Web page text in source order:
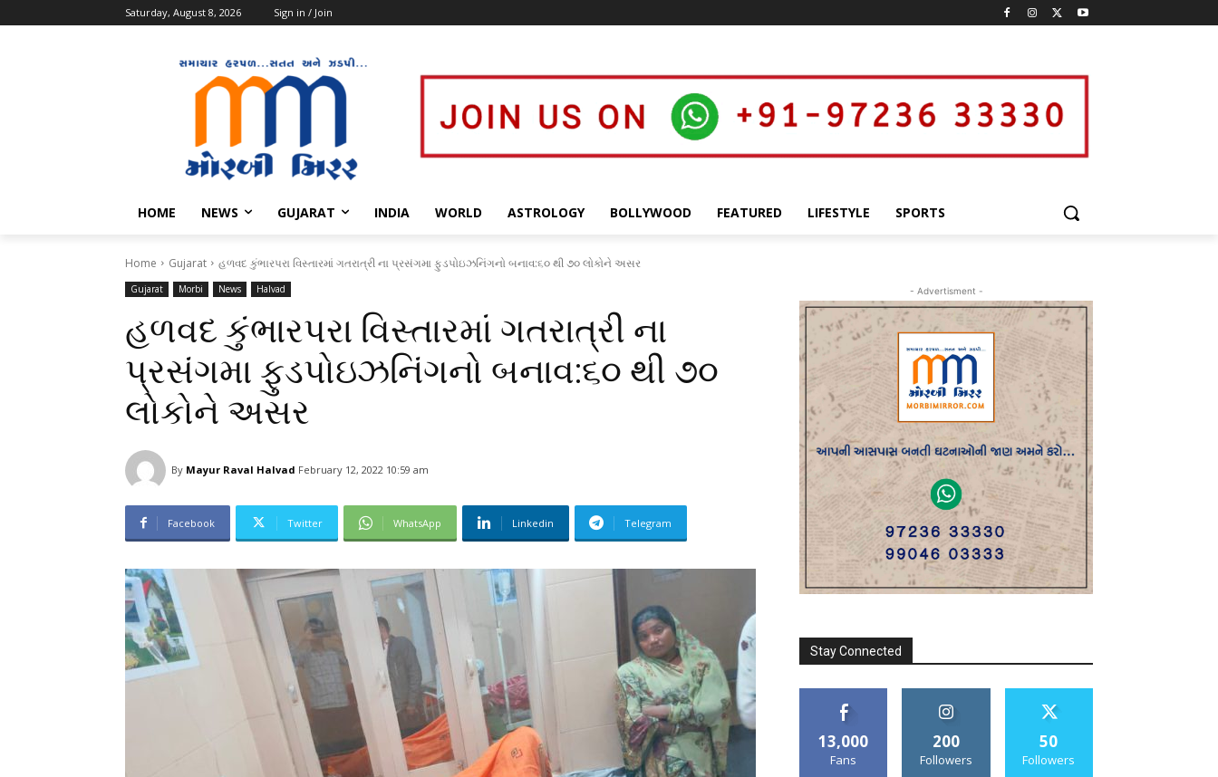
Saturday, August 8, 2026 Sign in / Join
HOME NEWS GUJARAT INDIA WORLD ASTROLOGY BOLLYWOOD FEATURED LIFESTYLE SPORTS
Home Gujarat હળવદ કુંભારપરા વિસ્તારમાં ગતરાત્રી ના પ્રસંગમા ફુડપોઇઝનિંગનો બનાવ:૬૦ થી ૭૦ લોકોને અસર
Gujarat Morbi News Halvad
હળવદ કુંભારપરા વિસ્તારમાં ગતરાત્રી ના
પ્રસંગમા ફુડપોઇઝનિંગનો બનાવ:૬૦ થી ૭૦
લોકોને અસર
By Mayur Raval Halvad February 12, 2022 10:59 am
Facebook Twitter WhatsApp Linkedin Telegram
- Advertisment -
Stay Connected
13,000
Fans
200
Followers
50
Followers